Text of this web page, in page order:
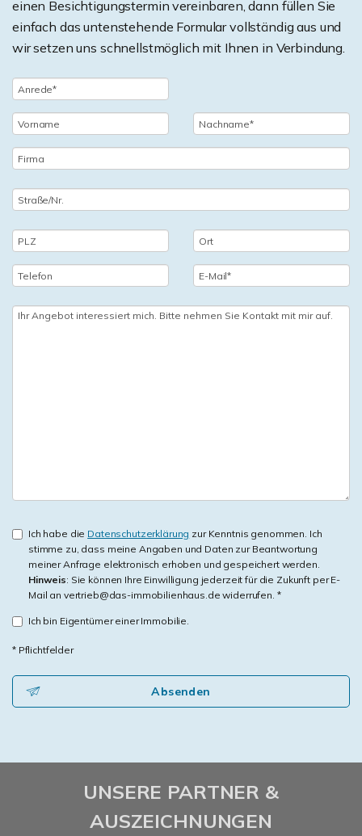
einen Besichtigungstermin vereinbaren, dann füllen Sie
einfach das untenstehende Formular vollständig aus und
wir setzen uns schnellstmöglich mit Ihnen in Verbindung.
Ich habe die Datenschutzerklärung zur Kenntnis genommen. Ich
stimme zu, dass meine Angaben und Daten zur Beantwortung
meiner Anfrage elektronisch erhoben und gespeichert werden.
Hinweis: Sie können Ihre Einwilligung jederzeit für die Zukunft per E-
Mail an vertrieb@das-immobilienhaus.de widerrufen. *
Ich bin Eigentümer einer Immobilie.
* Pflichtfelder
Absenden
UNSERE PARTNER &
AUSZEICHNUNGEN